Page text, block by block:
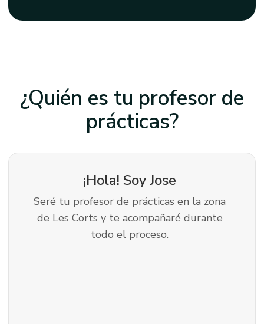
¿Quién es tu profesor de
prácticas?
¡Hola! SoyJose
Seré tu profesor de prácticas en la zona
de Les Corts y te acompañaré durante
todo el proceso.